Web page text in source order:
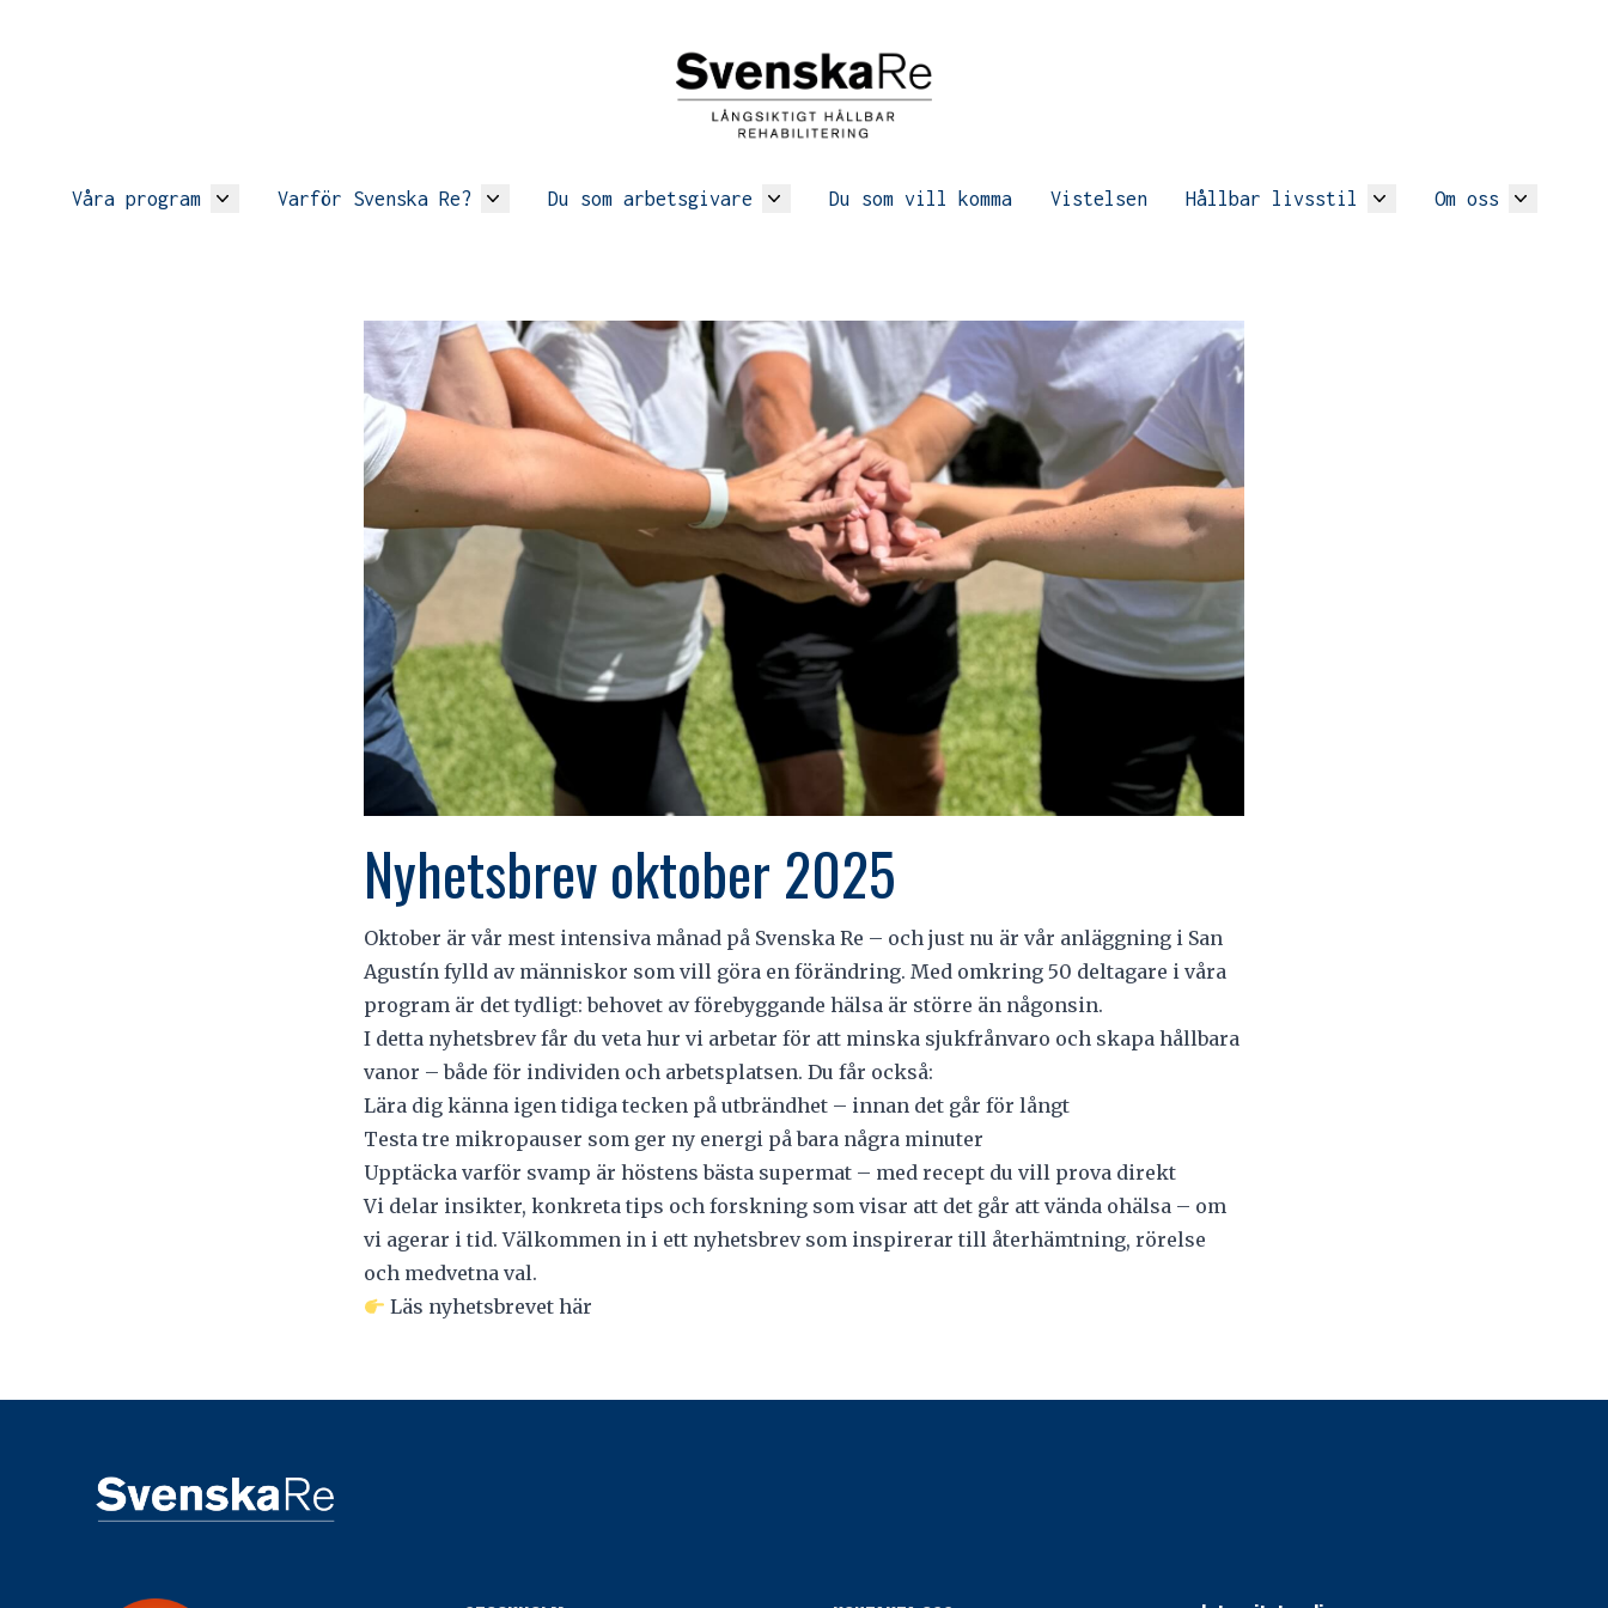
Våra program Varför Svenska Re? Du som arbetsgivare Du som vill komma Vistelsen Hållbar livsstil Om oss
Nyhetsbrev oktober 2025
Oktober är vår mest intensiva månad på Svenska Re – och just nu är vår anläggning i San
Agustín fylld av människor som vill göra en förändring. Med omkring 50 deltagare i våra
program är det tydligt: behovet av förebyggande hälsa är större än någonsin.
I detta nyhetsbrev får du veta hur vi arbetar för att minska sjukfrånvaro och skapa hållbara
vanor – både för individen och arbetsplatsen. Du får också:
Lära dig känna igen tidiga tecken på utbrändhet – innan det går för långt
Testa tre mikropauser som ger ny energi på bara några minuter
Upptäcka varför svamp är höstens bästa supermat – med recept du vill prova direkt
Vi delar insikter, konkreta tips och forskning som visar att det går att vända ohälsa – om
vi agerar i tid. Välkommen in i ett nyhetsbrev som inspirerar till återhämtning, rörelse
och medvetna val.
Läs nyhetsbrevet här